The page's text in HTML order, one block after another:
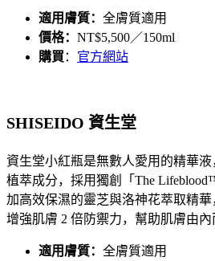
適用膚質： 全膚質適用
價格： NT$5,500／150ml
購買 ： 官方網站
SHISEIDO 資生堂
資生堂小紅瓶是無數人愛用的精華
植萃成分，採用獨創「The
加高效保濕的靈芝與洛神花萃取精華
增強肌膚 2 倍防禦力，幫助肌膚由內
適用膚質： 全膚質適用